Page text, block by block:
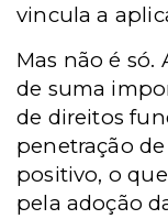
vincula a
Mas não é
de suma
de direitos
penetração
positivo, o
pela adoção